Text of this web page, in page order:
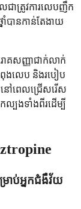
ល​ជា​ត្រូវ​ការ​លេប​ញឹក
ាំ​បាន​កាន់​តែ​ងាយ​
ោគ​សញ្ញា​ជាក់លាក់​
ពុង​លេប និង​របៀប​
នៅ​ពេល​ជ្រើសរើស​
ល្បង​ទាំង​ពីរ​ដើម្បី​
ាប់​អ្នកជំងឺ​វ័យ​